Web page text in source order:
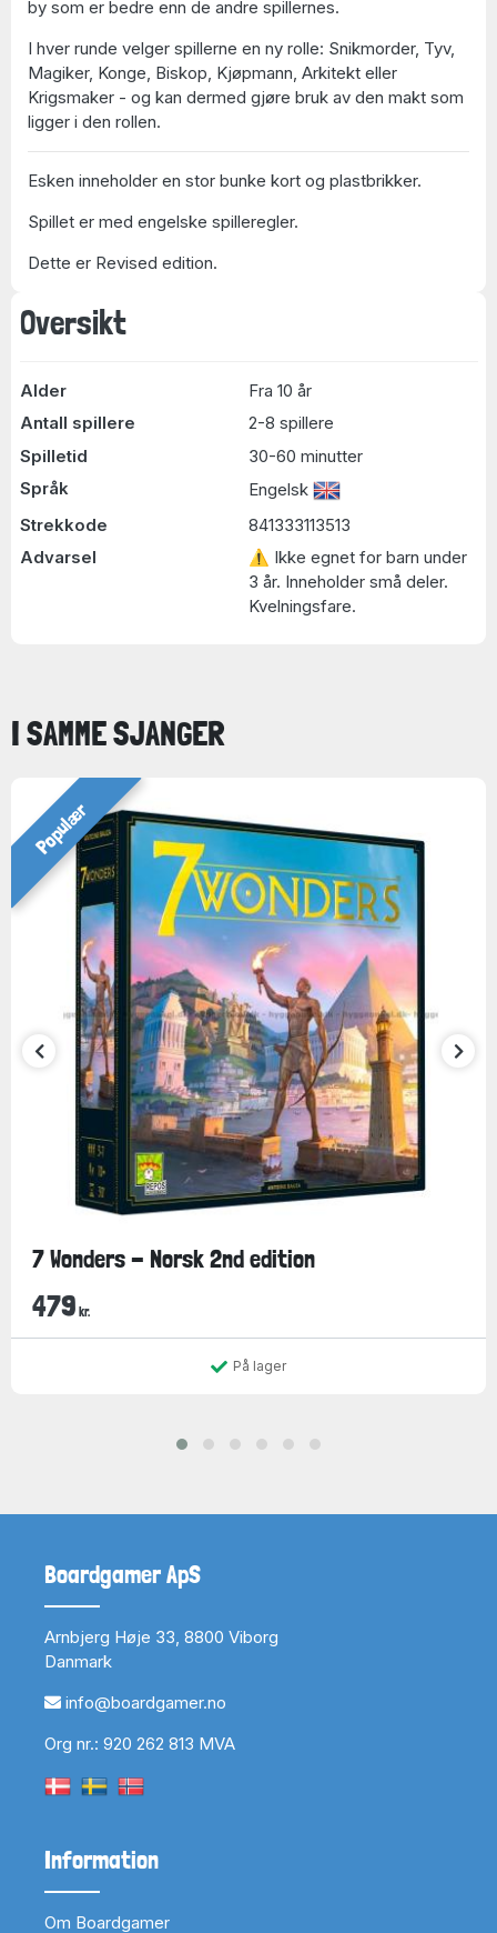
Oversikt
Alder
Fra 10 år
Antall spillere
2-8 spillere
Spilletid
30-60 minutter
Språk
Engelsk
Strekkode
841333113513
Advarsel
⚠ Ikke egnet for barn under
3 år. Inneholder små deler.
Kvelningsfare.
by som er bedre enn de andre spillernes.
I hver runde velger spillerne en ny rolle: Snikmorder, Tyv,
Magiker, Konge, Biskop, Kjøpmann, Arkitekt eller
Krigsmaker - og kan dermed gjøre bruk av den makt som
ligger i den rollen.
Esken inneholder en stor bunke kort og plastbrikker.
Spillet er med engelske spilleregler.
Dette er Revised edition.
I SAMME SJANGER
Populær
7 Wonders - Norsk 2nd edition
479 kr.
På lager
Boardgamer ApS
Arnbjerg Høje 33, 8800 Viborg
Danmark
info@boardgamer.no
Org nr.: 920 262 813 MVA
Information
Om Boardgamer